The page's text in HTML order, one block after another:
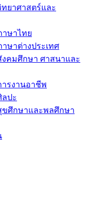
ทยาศาสตร์และ
าษาไทย
ษาต่างประเทศ
งคมศึกษา ศาสนาและ
ารงานอาชีพ
ลปะ
ขศึกษาและพลศึกษา